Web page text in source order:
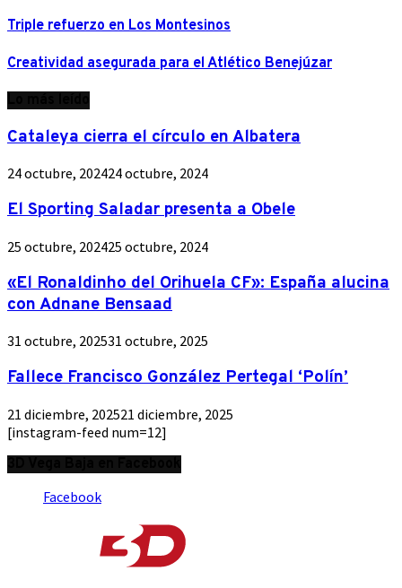
Triple refuerzo en Los Montesinos
Creatividad asegurada para el Atlético Benejúzar
Cataleya cierra el círculo en Albatera
24 octubre, 202424 octubre, 2024
El Sporting Saladar presenta a Obele
25 octubre, 202425 octubre, 2024
«El Ronaldinho del Orihuela CF»: España alucina
con Adnane Bensaad
31 octubre, 202531 octubre, 2025
Fallece Francisco González Pertegal ‘Polín’
21 diciembre, 202521 diciembre, 2025
[instagram-feed num=12]
Facebook